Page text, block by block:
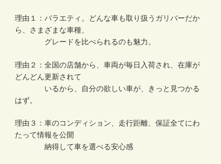
理由１：バラエティ。どんな車も取り扱うガリバーだか
ら、さまざまな車種、
グレードを比べられるのも魅力。
理由２：全国の店舗から、車両が毎日入荷され、在庫が
どんどん更新されて
いるから、自分の欲しい車が、きっと見つかる
はず。
理由３：車のコンディション、走行距離、保証全てにわ
たって情報を公開
納得して車を選べる安心感